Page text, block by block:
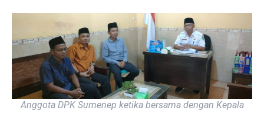
Anggota DPK Sumenep ketika bersama dengan Kepala